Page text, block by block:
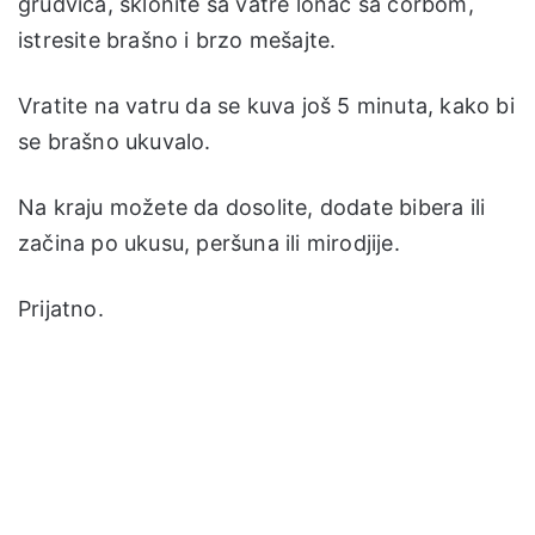
istresite brašno i brzo mešajte.
Vratite na vatru da se kuva još 5 minuta, kako bi
se brašno ukuvalo.
Na kraju možete da dosolite, dodate bibera ili
začina po ukusu, peršuna ili mirodjije.
Prijatno.